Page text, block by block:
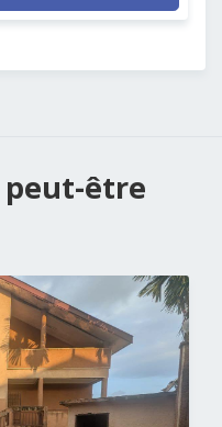
peut-être